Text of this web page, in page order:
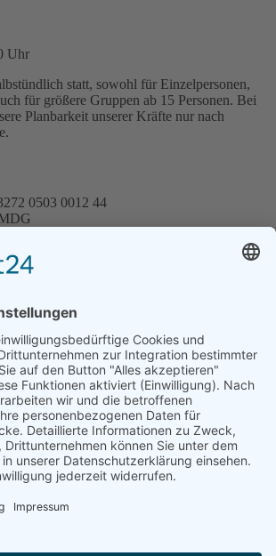
Uhr
statt, sowohl für Einzelpersonen,
für größere Gruppen ab 15 Personen. Bei
Planbarkeit unserer Kräfte nur nach
0503 0012 44
abgesetzt werden